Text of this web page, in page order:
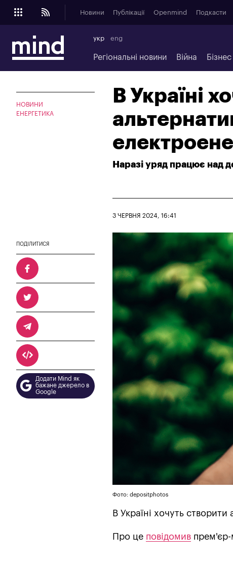
Новини Публікації Openmind Подкасти
укр eng
Регіональні новини Війна Бізнес
НОВИНИ
ЕНЕРГЕТИКА
В Україні
Наразі уряд працює над
3 ЧЕРВНЯ 2024, 16:41
ПОДІЛИТИСЯ
Додати Mind як
бажане джерело в
Google
Фото: depositphotos
В Україні хочуть створити
Про це повідомив прем'єр-